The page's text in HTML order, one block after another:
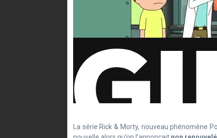
La série Rick & Morty, nouveau phénomène